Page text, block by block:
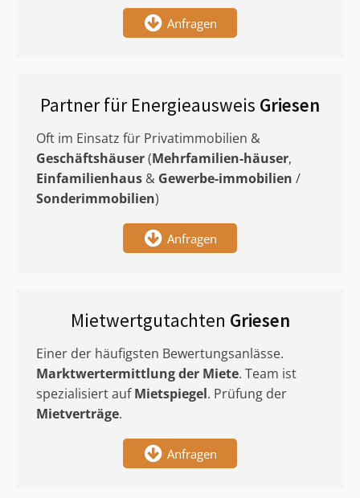
Anfragen
Partner für Energieausweis Griesen
Oft im Einsatz für Privatimmobilien &
Geschäftshäuser(Mehrfamilien-häuser,
Einfamilienhaus & Gewerbe-immobilien /
Sonderimmobilien)
Anfragen
Mietwertgutachten Griesen
Einer der häufigsten Bewertungsanlässe.
Marktwertermittlungder Miete. Team ist
spezialisiert aufMietspiegel. Prüfung der
Mietverträge.
Anfragen